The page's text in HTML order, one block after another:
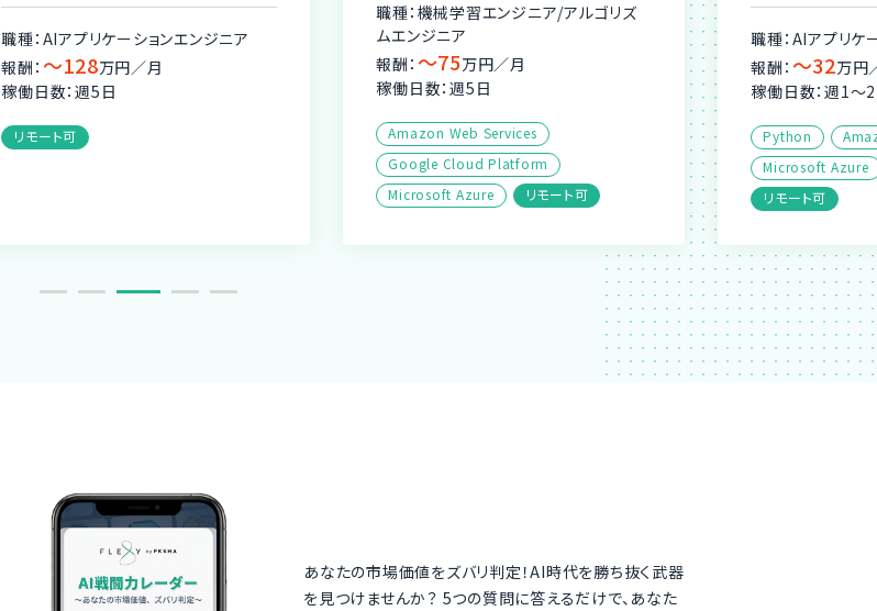
職種：AIアプリケーションエンジニア
報酬： 〜128万円／月
稼働日数：週5日
リモート可
職種：機械学習エンジニア/アルゴリズ
ムエンジニア
報酬： 〜75万円／月
稼働日数：週5日
Amazon Web Services
Google Cloud Platform
Microsoft Azure
リモート可
職種：AIアプリケ
報酬： 〜32万円
稼働日数：週1〜
Python
Microsoft Azure
リモート可
あなたの市場価値をズバリ判定！AI時代を勝ち抜く武器
を見つけませんか？ 5つの質問に答えるだけで、あなた